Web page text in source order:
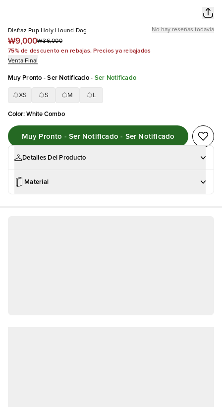
Disfraz Pup Holy Hound Dog
₩9,000₩36,000
No hay reseñas todavía
75% de descuento en rebajas. Precios ya rebajados
Venta Final
Muy Pronto - Ser Notificado- Ser Notificado
XS S M
Color:White Combo
Muy Pronto - Ser Notificado - Ser Notificado
Detalles Del Producto
Material